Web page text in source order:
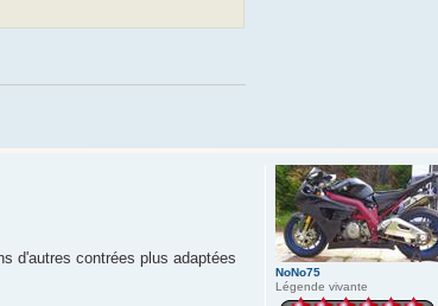
NoNo75
Légende vivante
d'autres contrées plus adaptées